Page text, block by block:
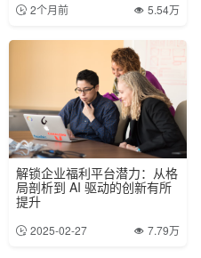
2个月前 5.54万
解锁企业福利平台潜力：从格
局剖析到 AI 驱动的创新有所
提升
2025-02-27 7.79万